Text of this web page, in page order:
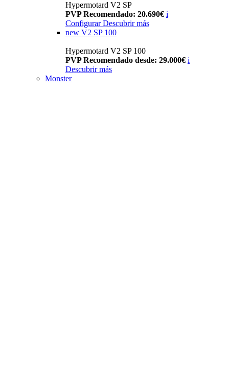
Hypermotard V2 SP
PVP Recomendado: 20.690€ i
Configurar Descubrir más
new V2 SP 100
Hypermotard V2 SP 100
PVP Recomendado desde: 29.000€ i
Descubrir más
Monster